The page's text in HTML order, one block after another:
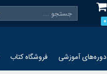
0
دوره‌های آموزشی فروشگاه کتاب